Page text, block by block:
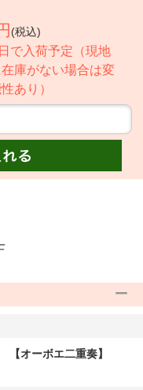
(税込)
で入荷予定（現地
庫がない場合は変
あり）
【オーボエ二重奏】